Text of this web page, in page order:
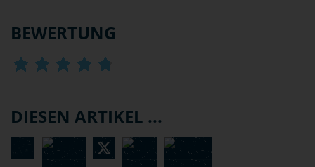
BEWERTUNG
DIESEN ARTIKEL ...